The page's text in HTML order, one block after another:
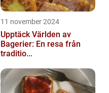
11 november 2024
Upptäck Världen av
Bagerier: En resa från
traditio...